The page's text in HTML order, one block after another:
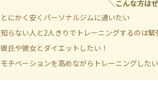
＼こんな方は
とにかく安くパーソナルジムに通いたい
知らない人と2人きりでトレーニングするのは緊
彼氏や彼女とダイエットしたい！
モチベーションを高めながらトレーニングしたい
合宿免許検索 土地一括査定
妊娠中ナイトブラ 婚活アプリ
授乳期 料金 新車リース